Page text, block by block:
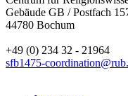
Gebäude GB / Postfach
44780 Bochum
+49 (0) 234 32 - 21964
sfb1475-